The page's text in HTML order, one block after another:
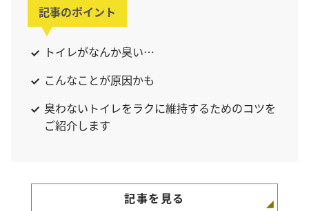
記事のポイント
トイレがなんか臭い…
こんなことが原因かも
臭わないトイレをラクに維持するためのコツを
ご紹介します
記事を見る